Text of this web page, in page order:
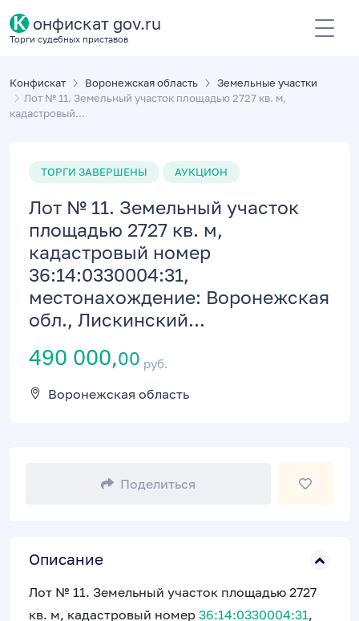
К онфискат gov.ru
Торги судебных приставов
Конфискат Воронежская область
Земельные участки
Лот № 11. Земельный участок площадью 2727 кв. м,
кадастровый...
ТОРГИ ЗАВЕРШЕНЫ АУКЦИОН
Лот № 11. Земельный участок
площадью 2727 кв. м,
кадастровый номер
36:14:0330004:31,
местонахождение: Воронежская
обл., Лискинский...
490 000,00 руб.
Воронежская область
Поделиться
Описание
Лот № 11. Земельный участок площадью 2727
кв. м, кадастровый номер 36:14:0330004:31,